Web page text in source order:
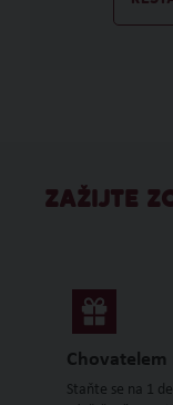
ZAŽIJTE
Chovatelem
Staňte se na 1